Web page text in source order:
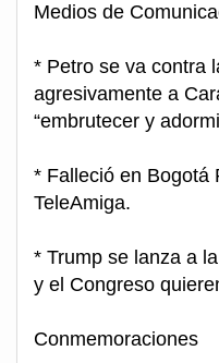
Medios de
* Petro se va contra
agresivamente a
“embrutecer y
* Falleció en Bogotá
TeleAmiga.
* Trump se lanza a
y el Congreso
Conmemoraciones